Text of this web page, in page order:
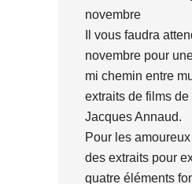
novembre
Il vous faudra
novembre pour
mi chemin entre
extraits de films de
Jacques Annaud.
Pour les
des extraits pour
quatre éléments